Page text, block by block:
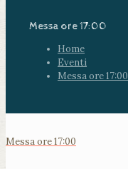
Messa ore 17:00
Home
Eventi
Messa ore 17:00
Messa ore 17:00